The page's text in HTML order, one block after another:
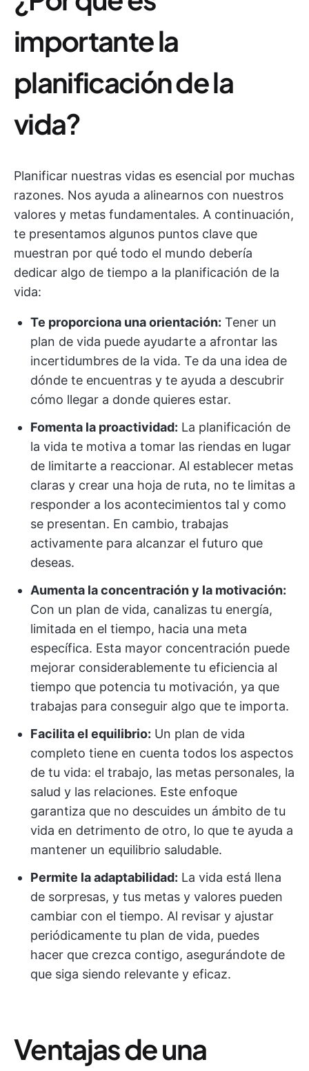
importante la
planificación de la
vida?
Planificar nuestras vidas es esencial por muchas
razones. Nos ayuda a alinearnos con nuestros
valores y metas fundamentales. A continuación,
te presentamos algunos puntos clave que
muestran por qué todo el mundo debería
dedicar algo de tiempo a la planificación de la
vida:
Te proporciona una orientación: Tener un
plan de vida puede ayudarte a afrontar las
incertidumbres de la vida. Te da una idea de
dónde te encuentras y te ayuda a descubrir
cómo llegar a donde quieres estar.
Fomenta la proactividad: La planificación de
la vida te motiva a tomar las riendas en lugar
de limitarte a reaccionar. Al establecer metas
claras y crear una hoja de ruta, no te limitas a
responder a los acontecimientos tal y como
se presentan. En cambio, trabajas
activamente para alcanzar el futuro que
deseas.
Aumenta la concentración y la motivación:
Con un plan de vida, canalizas tu energía,
limitada en el tiempo, hacia una meta
específica. Esta mayor concentración puede
mejorar considerablemente tu eficiencia al
tiempo que potencia tu motivación, ya que
trabajas para conseguir algo que te importa.
Facilita el equilibrio: Un plan de vida
completo tiene en cuenta todos los aspectos
de tu vida: el trabajo, las metas personales, la
salud y las relaciones. Este enfoque
garantiza que no descuides un ámbito de tu
vida en detrimento de otro, lo que te ayuda a
mantener un equilibrio saludable.
Permite la adaptabilidad: La vida está llena
de sorpresas, y tus metas y valores pueden
cambiar con el tiempo. Al revisar y ajustar
periódicamente tu plan de vida, puedes
hacer que crezca contigo, asegurándote de
que siga siendo relevante y eficaz.
Ventajas de una